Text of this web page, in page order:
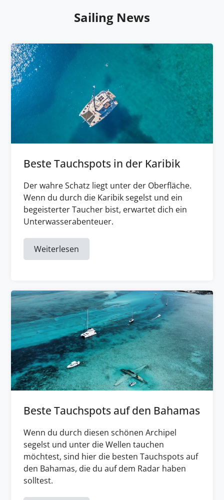
Sailing News
Beste Tauchspots in der Karibik
Der wahre Schatz liegt unter der Oberfläche.
Wenn du durch die Karibik segelst und ein
begeisterter Taucher bist, erwartet dich ein
Unterwasserabenteuer.
Weiterlesen
Beste Tauchspots auf den Bahamas
Wenn du durch diesen schönen Archipel
segelst und unter die Wellen tauchen
möchtest, sind hier die besten Tauchspots auf
den Bahamas, die du auf dem Radar haben
solltest.